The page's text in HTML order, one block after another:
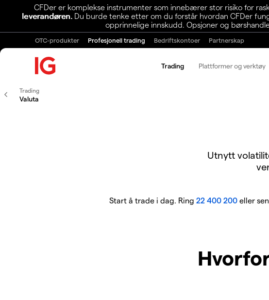
CFDer er komplekse instrumenter som innebærer stor risiko for
leverandøren.Du burde tenke etter om du forstår hvordan CFDer
opprinnelige innskudd. Opsjoner og
OTC-produkter Profesjonell trading Bedriftskontoer Partnerskap
Trading Plattformer og verktøy
Trading
Valuta
Utnytt
Start å trade i dag. Ring 22 400 200 eller